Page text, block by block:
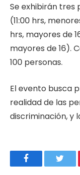
Se exhibirán tres
(11:00 hrs,
hrs, mayores de
mayores de 16).
100 personas.
El evento busca
realidad de las
discriminación, y
Facebook